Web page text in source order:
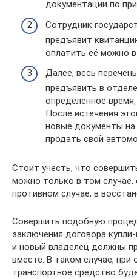
документации по
Сотрудник
предъявит
оплатить её можно
Далее, весь
предъявить в
определенное
После истечения
новые документы на
продать свой
Стоит учесть, что
можно только в том случае,
противном случае, в
Совершить подобную
заключения договора
и новый владелец должны
вместе. В таком случае,
транспортное средство